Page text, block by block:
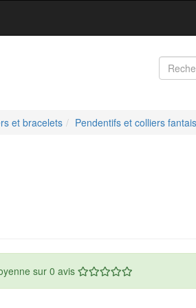
et bracelets Pendentifs et colliers
sur 0 avis